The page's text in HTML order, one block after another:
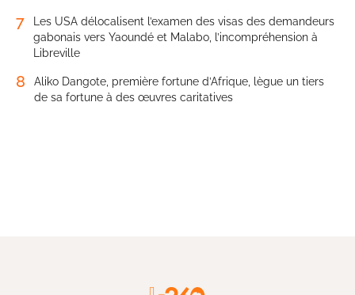
7
Les USA délocalisent l’examen des visas des demandeurs
gabonais vers Yaoundé et Malabo, l’incompréhension à
Libreville
8
Aliko Dangote, première fortune d’Afrique, lègue un tiers
de sa fortune à des œuvres caritatives